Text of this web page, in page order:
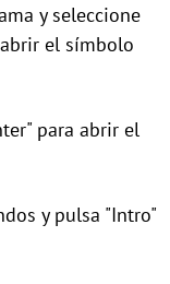
y seleccione
el símbolo
para abrir el
y pulsa "Intro"